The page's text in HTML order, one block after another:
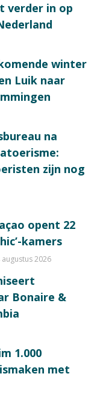
verder in op
winter
Luik naar
na
zijn nog
opent 22
kamers
augustus 2026
Bonaire &
1.000
met